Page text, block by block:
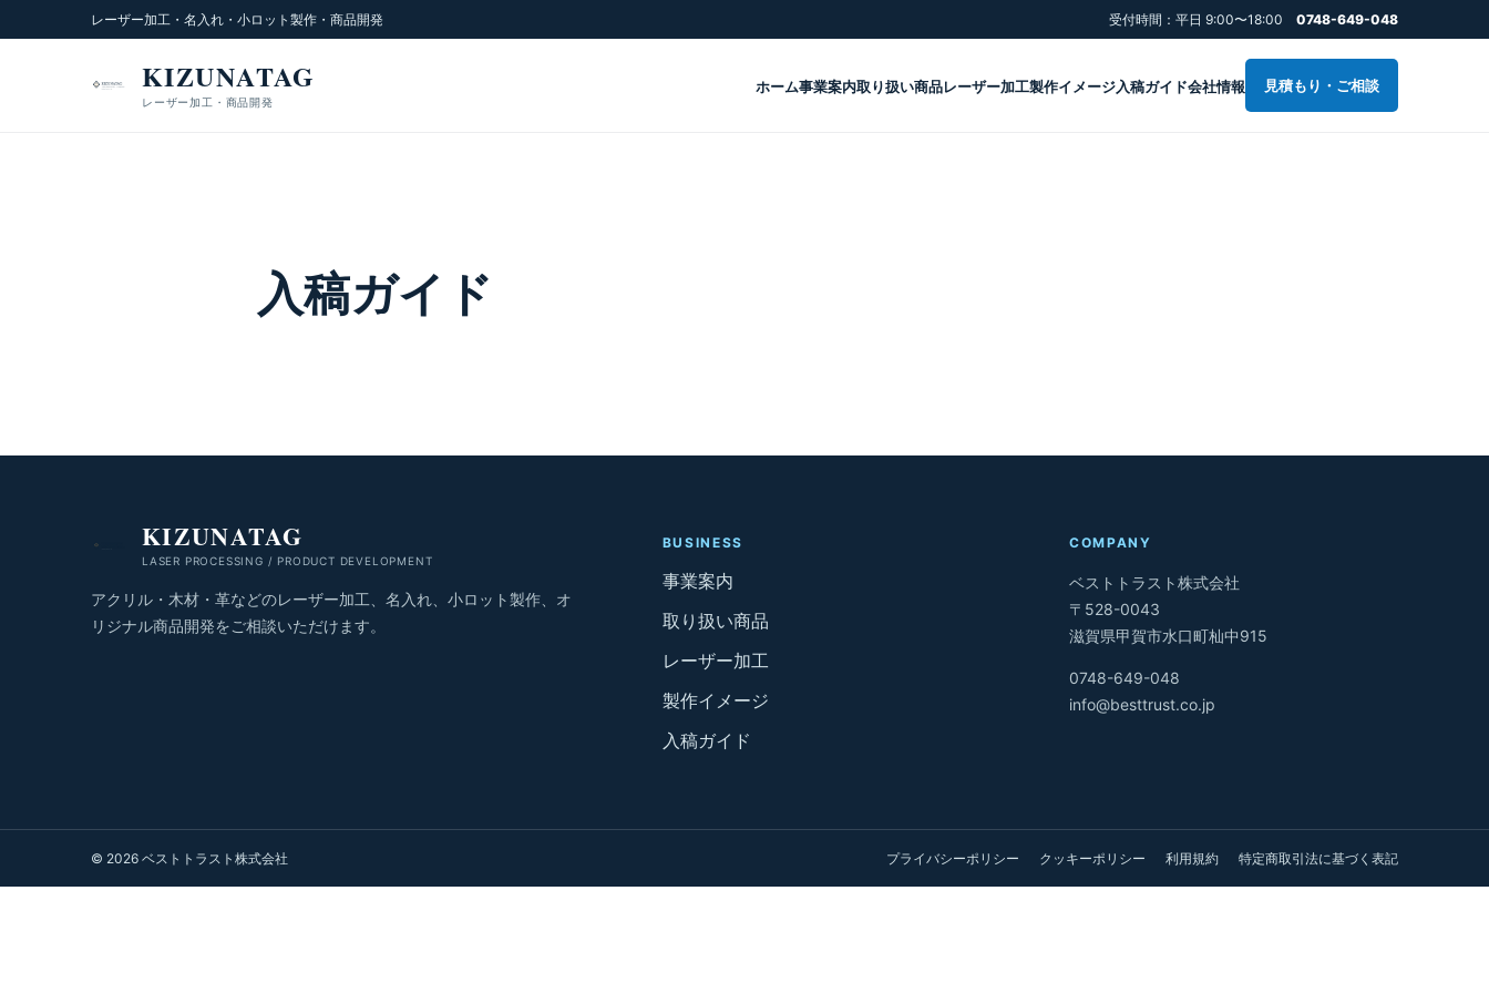
レーザー加工・名入れ・小ロット製作・商品開発 受付時間：平日 9:00〜18:00 0748-649-048
KIZUNATAG
レーザー加工・商品開発
ホーム事業案内取り扱い商品レーザー加工製作イメージ入稿ガイド会社情報 見積もり・ご相談
入稿ガイド
KIZUNATAG
LASER PROCESSING / PRODUCT DEVELOPMENT
アクリル・木材・革などのレーザー加工、名入れ、小ロット製作、オ
リジナル商品開発をご相談いただけます。
BUSINESS
事業案内
取り扱い商品
レーザー加工
製作イメージ
入稿ガイド
COMPANY
ベストトラスト株式会社
〒528-0043
滋賀県甲賀市水口町杣中915
0748-649-048
info@besttrust.co.jp
© 2026 ベストトラスト株式会社 プライバシーポリシー クッキーポリシー 利用規約 特定商取引法に基づく表記